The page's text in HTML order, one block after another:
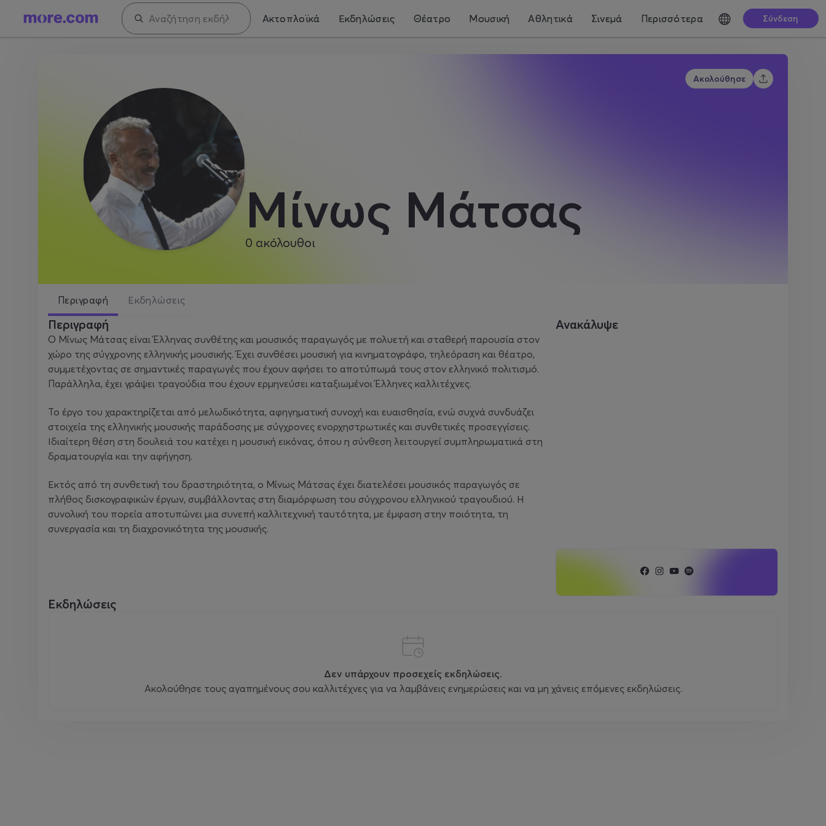
Ακτοπλοϊκά Εκδηλώσεις Θέατρο Μουσική Αθλητικά Σινεμά Περισσότερα Σύνδεση
Μίνως Μάτσας
0 ακόλουθοι
Ακολούθησε
Περιγραφή Εκδηλώσεις
Περιγραφή
Ο Μίνως Μάτσας είναι Έλληνας συνθέτης και μουσικός παραγωγός με πολυετή και σταθερή παρουσία στον
χώρο της σύγχρονης ελληνικής μουσικής. Έχει συνθέσει μουσική για κινηματογράφο, τηλεόραση και θέατρο,
συμμετέχοντας σε σημαντικές παραγωγές που έχουν αφήσει το αποτύπωμά τους στον ελληνικό πολιτισμό.
Παράλληλα, έχει γράψει τραγούδια που έχουν ερμηνεύσει καταξιωμένοι Έλληνες καλλιτέχνες.
Το έργο του χαρακτηρίζεται από μελωδικότητα, αφηγηματική συνοχή και ευαισθησία, ενώ συχνά συνδυάζει
στοιχεία της ελληνικής μουσικής παράδοσης με σύγχρονες ενορχηστρωτικές και συνθετικές προσεγγίσεις.
Ιδιαίτερη θέση στη δουλειά του κατέχει η μουσική εικόνας, όπου η σύνθεση λειτουργεί συμπληρωματικά στη
δραματουργία και την αφήγηση.
Εκτός από τη συνθετική του δραστηριότητα, ο Μίνως Μάτσας έχει διατελέσει μουσικός παραγωγός σε
πλήθος δισκογραφικών έργων, συμβάλλοντας στη διαμόρφωση του σύγχρονου ελληνικού τραγουδιού. Η
συνολική του πορεία αποτυπώνει μια συνεπή καλλιτεχνική ταυτότητα, με έμφαση στην ποιότητα, τη
συνεργασία και τη διαχρονικότητα της μουσικής.
Ανακάλυψε
Εκδηλώσεις
Δεν υπάρχουν προσεχείς εκδηλώσεις.
Ακολούθησε τους αγαπημένους σου καλλιτέχνες για να λαμβάνεις ενημερώσεις και να μη χάνεις επόμενες εκδηλώσεις.